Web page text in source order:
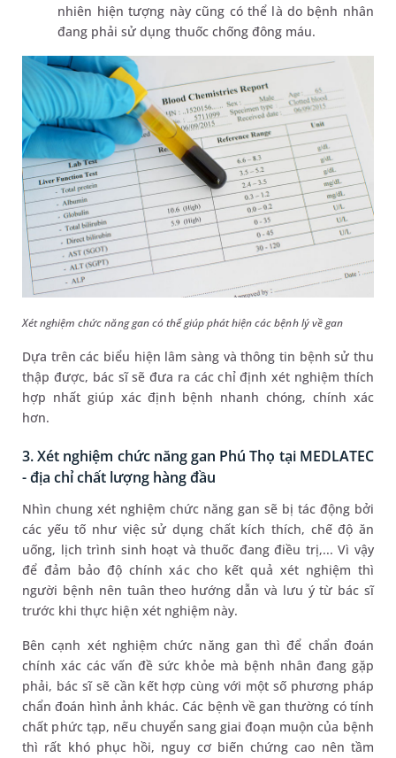
nhiên hiện tượng này cũng có thể là do bệnh nhân
đang phải sử dụng thuốc chống đông máu.
Xét nghiệm chức năng gan có thể giúp phát hiện các bệnh lý về gan
Dựa trên các biểu hiện lâm sàng và thông tin bệnh sử thu
thập được, bác sĩ sẽ đưa ra các chỉ định xét nghiệm thích
hợp nhất giúp xác định bệnh nhanh chóng, chính xác
hơn.
3. Xét nghiệm chức năng gan Phú Thọ tại MEDLATEC
- địa chỉ chất lượng hàng đầu
Nhìn chung xét nghiệm chức năng gan sẽ bị tác động bởi
các yếu tố như việc sử dụng chất kích thích, chế độ ăn
uống, lịch trình sinh hoạt và thuốc đang điều trị,... Vì vậy
để đảm bảo độ chính xác cho kết quả xét nghiệm thì
người bệnh nên tuân theo hướng dẫn và lưu ý từ bác sĩ
trước khi thực hiện xét nghiệm này.
Bên cạnh xét nghiệm chức năng gan thì để chẩn đoán
chính xác các vấn đề sức khỏe mà bệnh nhân đang gặp
phải, bác sĩ sẽ cần kết hợp cùng với một số phương pháp
chẩn đoán hình ảnh khác. Các bệnh về gan thường có tính
chất phức tạp, nếu chuyển sang giai đoạn muộn của bệnh
thì rất khó phục hồi, nguy cơ biến chứng cao nên tầm